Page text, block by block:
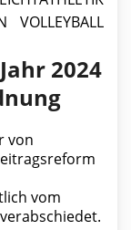
VOLLEYBALL
2024
von
vom